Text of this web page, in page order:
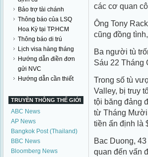
Bảo trợ tài chánh
Thông báo của LSQ
Hoa Kỳ tại TP.HCM
Thông báo di trú
Lịch visa hàng tháng
Hướng dẫn điền đơn
gửi NVC
Hướng dẫn cần thiết
TRUYỀN THÔNG THẾ GIỚI
ABC News
AP News
Bangkok Post (Thailand)
BBC News
Bloomberg News
các cơ quan
Ông Tony
cũng đồng
Ba người tù
Sáu 22 Tháng
Trong số tù
Valley, bị truy
tội băng đảng
từ Tháng
tiền ấn định là
Bac Duong,
quan đến vấn